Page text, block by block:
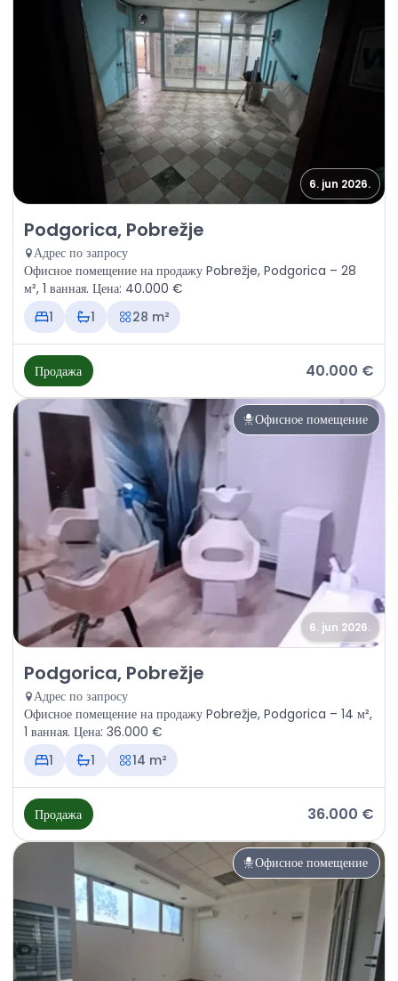
6. jun 2026.
Продажа - Офисное помещение Podgorica, Pobrežje
Podgorica, Pobrežje
Адрес по запросу
Офисное помещение на продажу Pobrežje, Podgorica – 28
м², 1 ванная. Цена: 40.000 €
1
1 28 m²
Продажа 40.000 €
Офисное помещение
6. jun 2026.
Продажа - Офисное помещение Podgorica, Pobrežje
Podgorica, Pobrežje
Адрес по запросу
Офисное помещение на продажу Pobrežje, Podgorica – 14 м²,
1 ванная. Цена: 36.000 €
1
1 14 m²
Продажа 36.000 €
Офисное помещение